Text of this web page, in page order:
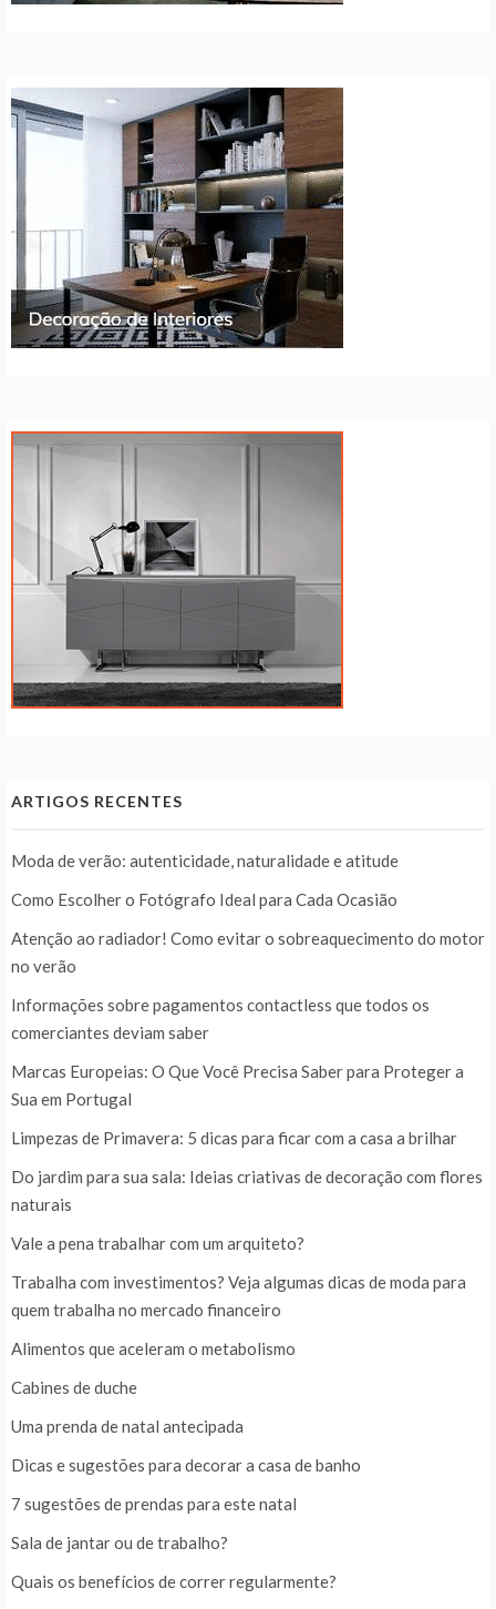
ARTIGOS RECENTES
Moda de verão: autenticidade, naturalidade e atitude
Como Escolher o Fotógrafo Ideal para Cada Ocasião
Atenção ao radiador! Como evitar o sobreaquecimento do motor
no verão
Informações sobre pagamentos contactless que todos os
comerciantes deviam saber
Marcas Europeias: O Que Você Precisa Saber para Proteger a
Sua em Portugal
Limpezas de Primavera: 5 dicas para ficar com a casa a brilhar
Do jardim para sua sala: Ideias criativas de decoração com flores
naturais
Vale a pena trabalhar com um arquiteto?
Trabalha com investimentos? Veja algumas dicas de moda para
quem trabalha no mercado financeiro
Alimentos que aceleram o metabolismo
Cabines de duche
Uma prenda de natal antecipada
Dicas e sugestões para decorar a casa de banho
7 sugestões de prendas para este natal
Sala de jantar ou de trabalho?
Quais os benefícios de correr regularmente?